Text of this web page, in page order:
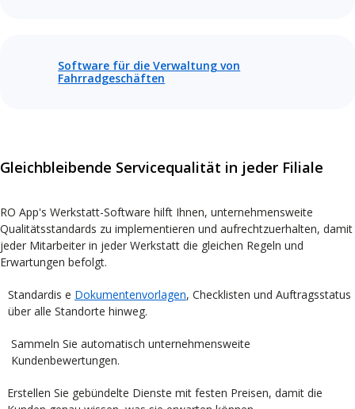
Software für die Verwaltung von
Fahrradgeschäften
Gleichbleibende Servicequalität in jeder Filiale
RO App's Werkstatt-Software hilft Ihnen, unternehmensweite
Qualitätsstandards zu implementieren und aufrechtzuerhalten, damit
jeder Mitarbeiter in jeder Werkstatt die gleichen Regeln und
Erwartungen befolgt.
Standardis e Dokumentenvorlagen, Checklisten und Auftragsstatus
über alle Standorte hinweg.
Sammeln Sie automatisch unternehmensweite
Kundenbewertungen.
Erstellen Sie gebündelte Dienste mit festen Preisen, damit die